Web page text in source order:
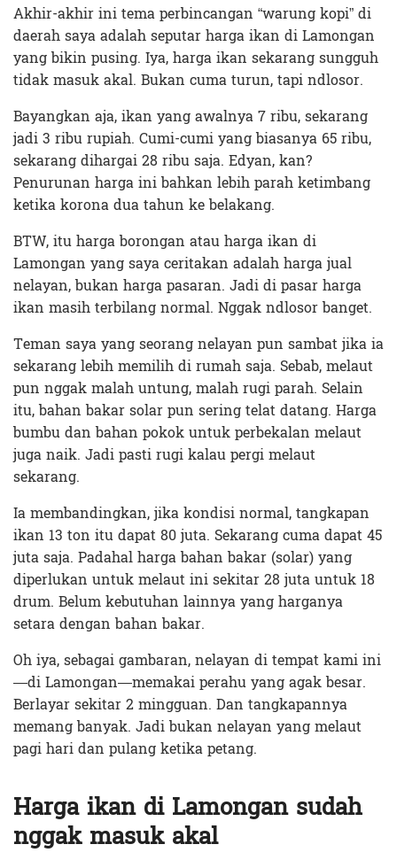
Akhir-akhir ini tema perbincangan “warung kopi” di
daerah saya adalah seputar harga ikan di Lamongan
yang bikin pusing. Iya, harga ikan sekarang sungguh
tidak masuk akal. Bukan cuma turun, tapi ndlosor.
Bayangkan aja, ikan yang awalnya 7 ribu, sekarang
jadi 3 ribu rupiah. Cumi-cumi yang biasanya 65 ribu,
sekarang dihargai 28 ribu saja. Edyan, kan?
Penurunan harga ini bahkan lebih parah ketimbang
ketika korona dua tahun ke belakang.
BTW, itu harga borongan atau harga ikan di
Lamongan yang saya ceritakan adalah harga jual
nelayan, bukan harga pasaran. Jadi di pasar harga
ikan masih terbilang normal. Nggak ndlosor banget.
Teman saya yang seorang nelayan pun sambat jika ia
sekarang lebih memilih di rumah saja. Sebab, melaut
pun nggak malah untung, malah rugi parah. Selain
itu, bahan bakar solar pun sering telat datang. Harga
bumbu dan bahan pokok untuk perbekalan melaut
juga naik. Jadi pasti rugi kalau pergi melaut
sekarang.
Ia membandingkan, jika kondisi normal, tangkapan
ikan 13 ton itu dapat 80 juta. Sekarang cuma dapat 45
juta saja. Padahal harga bahan bakar (solar) yang
diperlukan untuk melaut ini sekitar 28 juta untuk 18
drum. Belum kebutuhan lainnya yang harganya
setara dengan bahan bakar.
Oh iya, sebagai gambaran, nelayan di tempat kami ini
—di Lamongan—memakai perahu yang agak besar.
Berlayar sekitar 2 mingguan. Dan tangkapannya
memang banyak. Jadi bukan nelayan yang melaut
pagi hari dan pulang ketika petang.
Harga ikan di Lamongan sudah
nggak masuk akal